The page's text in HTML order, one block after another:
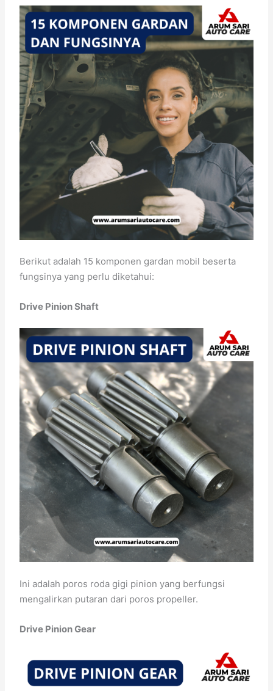
Berikut adalah 15 komponen gardan mobil beserta
fungsinya yang perlu diketahui:
Drive Pinion Shaft
Ini adalah poros roda gigi pinion yang berfungsi
mengalirkan putaran dari poros propeller.
Drive Pinion Gear